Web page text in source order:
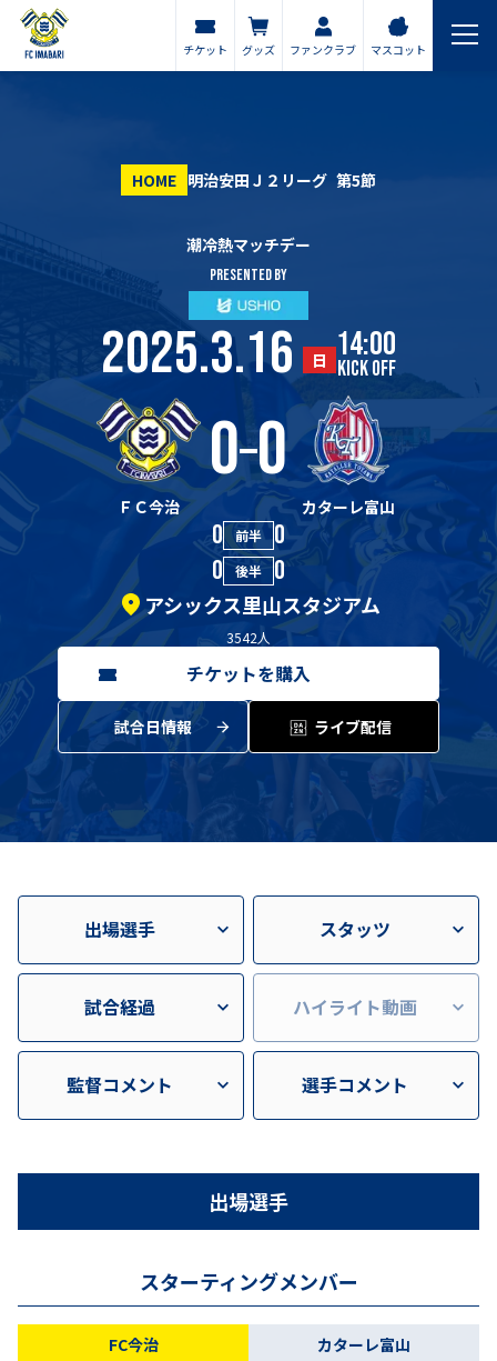
チケット グッズ ファンクラブ マスコット
HOME 明治安田Ｊ２リーグ 第5節
潮冷熱マッチデー
PRESENTED BY
2025.3.16 日 14:00
KICK OFF
ＦＣ今治
00
カターレ富山
0 前半
0
0
後半 0
アシックス里山スタジアム
3542人
チケットを購入
試合日情報 ライブ配信
出場選手 スタッツ
試合経過 ハイライト動画
監督コメント 選手コメント
出場選手
スターティングメンバー
FC今治 カターレ富山